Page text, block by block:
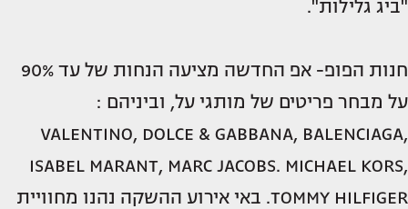
"ביג גלילות".
חנות הפופ- אפ החדשה מציעה הנחות של עד 90%
על מבחר פריטים של מותגי על, וביניהם :
VALENTINO, DOLCE & GABBANA, BALENCIAGA,
ISABEL MARANT, MARC JACOBS. MICHAEL KORS,
TOMMY HILFIGER. באי אירוע ההשקה נהנו מחוויית